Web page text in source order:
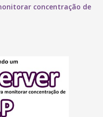
concentração de